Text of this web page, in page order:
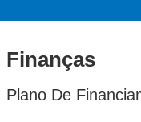
Finanças
Plano De